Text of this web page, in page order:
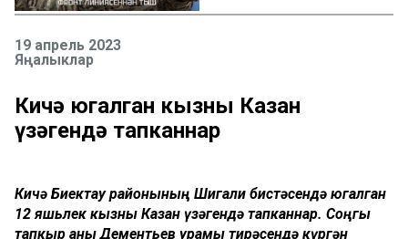
19 апрель 2023
Яңалыклар
Кичә югалган кызны Казан
үзәгендә тапканнар
Кичә Биектау районының Шигали бистәсендә югалган
12 яшьлек кызны Казан үзәгендә тапканнар. Соңгы
тапкыр аны Дементьев урамы тирәсендә күргән